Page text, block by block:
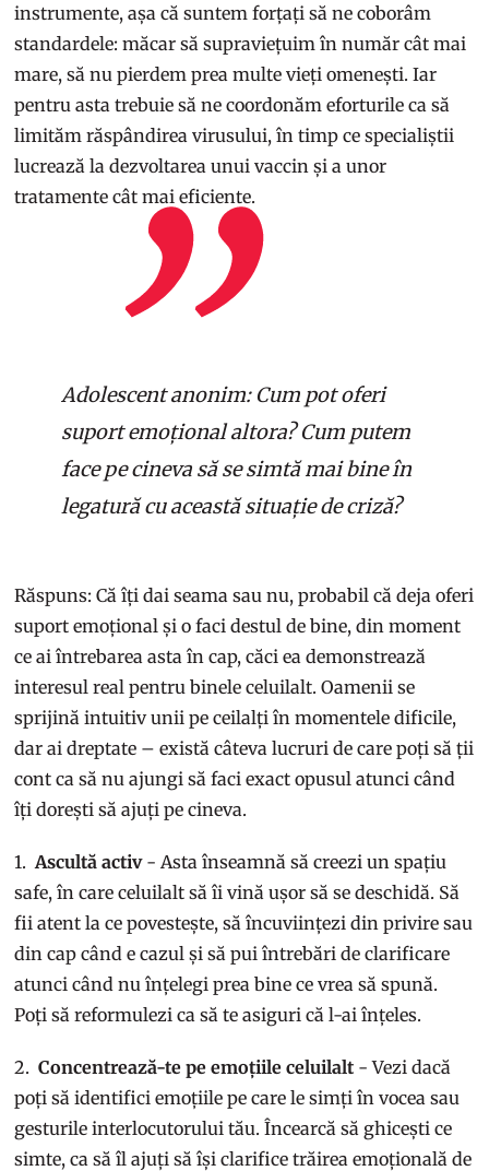
instrumente, așa că suntem forțați să ne coborâm
standardele: măcar să supraviețuim în număr cât mai
mare, să nu pierdem prea multe vieți omenești. Iar
pentru asta trebuie să ne coordonăm eforturile ca să
limităm răspândirea virusului, în timp ce specialiștii
lucrează la dezvoltarea unui vaccin și a unor
tratamente cât mai eficiente.
Adolescent anonim: Cum pot oferi
suport emoțional altora? Cum putem
face pe cineva să se simtă mai bine în
legatură cu această situație de criză?
Răspuns: Că îți dai seama sau nu, probabil că deja oferi
suport emoțional și o faci destul de bine, din moment
ce ai întrebarea asta în cap, căci ea demonstrează
interesul real pentru binele celuilalt. Oamenii se
sprijină intuitiv unii pe ceilalți în momentele dificile,
dar ai dreptate – există câteva lucruri de care poți să ții
cont ca să nu ajungi să faci exact opusul atunci când
îți dorești să ajuți pe cineva.
1.Ascultă activ- Asta înseamnă să creezi un spațiu
safe, în care celuilalt să îi vină ușor să se deschidă. Să
fii atent la ce povestește, să încuviințezi din privire sau
din cap când e cazul și să pui întrebări de clarificare
atunci când nu înțelegi prea bine ce vrea să spună.
Poți să reformulezi ca să te asiguri că l-ai înțeles.
2.Concentrează-te pe emoțiile celuilalt - Vezi dacă
poți să identifici emoțiile pe care le simți în vocea sau
gesturile interlocutorului tău. Încearcă să ghicești ce
simte, ca să îl ajuți să își clarifice trăirea emoțională de